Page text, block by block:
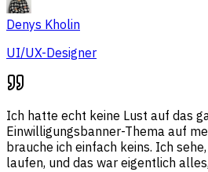
Denys Kholin
UI/UX-Designer
Ich hatte echt keine Lust auf das
Einwilligungsbanner-Thema auf
brauche ich einfach keins. Ich
laufen, und das war eigentlich